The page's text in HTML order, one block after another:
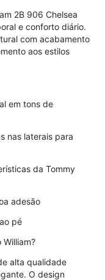
2B 906 Chelsea
e conforto diário.
com acabamento
aos estilos
em tons de
nas laterais para
da Tommy
adesão
pé
alta qualidade
O design